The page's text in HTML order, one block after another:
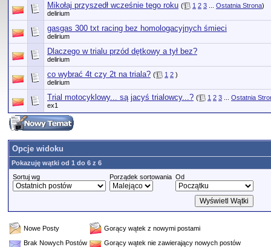
Mikołaj przyszedł wcześnie tego roku ( 1 2 3 Ostatnia Strona)
delirium
gasgas 300 txt racing bez homologacyjnych śmieci
delirium
Dlaczego w trialu przód dętkowy a tył bez?
delirium
co wybrać 4t czy 2t na triala? ( 1 2 )
delirium
Trial motocyklowy... są jacyś trialowcy...? ( 1 2 3
Ostatnia
ex1
Opcje widoku
Pokazuję wątki od 1 do 6 z 6
Sortuj wg
Porządek sortowania Od
Nowe Posty
Gorący wątek z nowymi postami
Brak Nowych Postów
Gorący wątek nie zawierający nowych postów